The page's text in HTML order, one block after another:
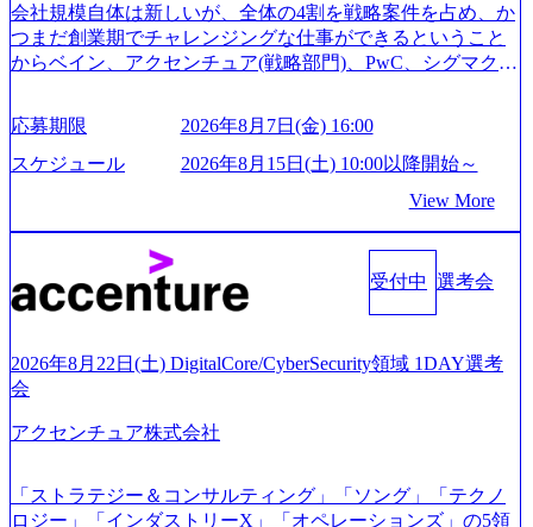
● 面接、条件面談それぞれ最大1時間を想定しております ・
実施前日までに日程およびURLを共有させていただきます
・面接および条件面談ともに、どの時間開始となってもご
ますと幸いです ※1day選考会のご参加希望の方は、事前に
GAB試験を受検いただきます(受験期限は1day選考会実施日
の3日前まで)。 ※ただし、30代以上のコンサルファーム経
験3年以上の方はGAB受検免除、書類選考のみ。 書類選考
通過後に、GAB試験に合格している方へ1day選考会当日の
ご案内をさせていただきます。 急速なグローバル化により
既存事業では成長戦略を描く事が困難になった大手企業を
サポートするため、新規事業立案や既存事業のトランスフ
たします。 (1)既存または新規大手事業会社から依頼された
「経営戦略」等のコンサルティング支援を行います。クラ
イアントは各業界上位5社をターゲットとし、特にCXOクラ
スから「新規事業戦略」「既存事業のトランスフォーメー
略」案件をメインとしたコンサルティングを行います ＜プ
会社規模自体は新しいが、全体の4割を戦略案件を占め、か
つまだ創業期でチャレンジングな仕事ができるということ
からベイン、アクセンチュア(戦略部門)、PwC、シグマクシ
が続々ジョインするピュアな戦略を伸ばす新興ファーム。
事業会社機能へ携われる可能性※SaaSプロダクト、地方創
生、メディアなど リモート比率99%、福岡や北海道在中者
業、通信業界に強みがあり、ヘルスケアな業界は広げてい
く予定 インセンティブ支給という他社にはない制度 ワンプ
ール制を敷く、柔軟な組織 2026年8月15日(土) 10:00以降開
始～ 2026年8月7日(金) 16:00 ※枠が限られておりますので、
ご応募いただいてもご対応できない可能性がございます ※
ご応募者様については、1dayではなく通常選考でのご案内
とさせていただきます ● 面接(1次・最終を一度の面接で実
てご連絡させていただきます。 ● 一日で最終面接まで完了
日面接や面談のお時間をいただく場合がございます ● 面
接、条件面談それぞれ最大1時間を想定しております ・実施
応募期限
2026年8月7日(金) 16:00
スケジュール
2026年8月15日(土) 10:00以降開始～
View More
受付中 選考会
2026年8月22日(土) DigitalCore/CyberSecurity領域 1DAY選考
会
アクセンチュア株式会社
「ストラテジー＆コンサルティング」「ソング」「テクノ
ロジー」「インダストリーX」「オペレーションズ」の5領